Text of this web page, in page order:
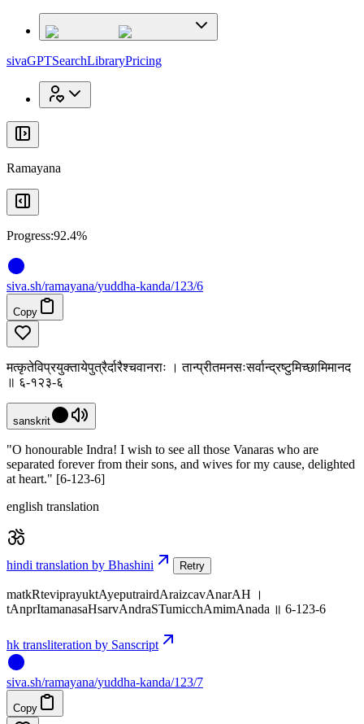
sivaGPTSearchLibraryPricing
Ramayana
Progress:92.4%
siva.sh/ramayana/yuddha-kanda/123/6
Copy
मत्कृतेविप्रयुक्तायेपुत्रैर्दारैश्चवानराः । तान्प्रीतमनसःसर्वान्द्रष्टुमिच्छामिमानद
॥ ६-१२३-६
sanskrit
"O honourable Indra! I wish to see all those Vanaras who are
separated forever from their sons, and wives for my cause, delighted
at heart." [6-123-6]
english translation
hindi translation by Bhashini Retry
matkRteviprayuktAyeputrairdAraizcavAnarAH ।
tAnprItamanasaHsarvAndraSTumicchAmimAnada ॥ 6-123-6
hk transliteration by Sanscript
siva.sh/ramayana/yuddha-kanda/123/7
Copy